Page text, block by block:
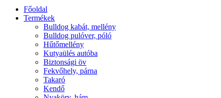
Főoldal
Termékek
Bulldog kabát, mellény
Bulldog pulóver, póló
Hűtőmellény
Kutyaülés autóba
Biztonsági öv
Fekvőhely, párna
Takaró
Kendő